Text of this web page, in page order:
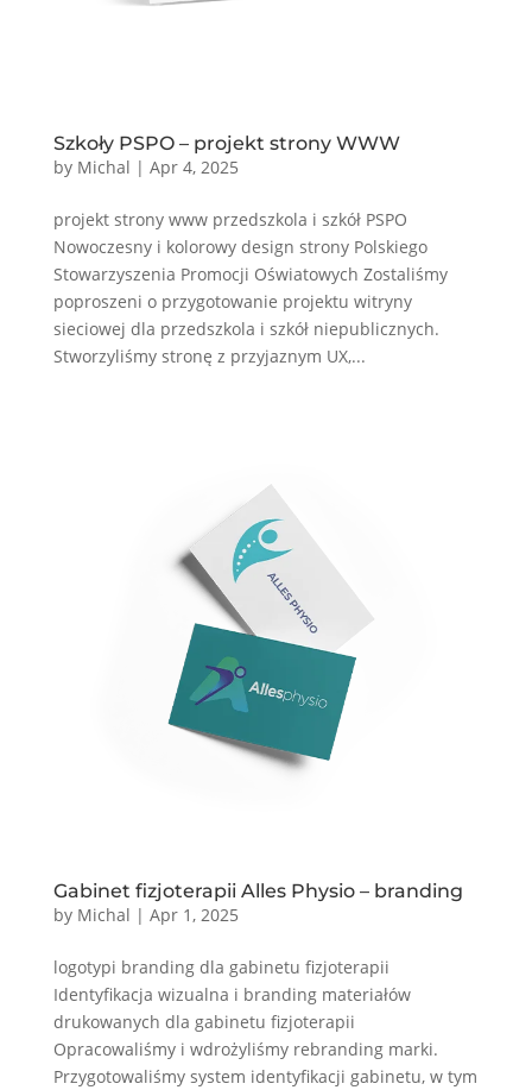
Szkoły PSPO – projekt strony WWW
by Michal | Apr 4, 2025
projekt strony www przedszkola i szkół PSPO
Nowoczesny i kolorowy design strony Polskiego
Stowarzyszenia Promocji Oświatowych Zostaliśmy
poproszeni o przygotowanie projektu witryny
sieciowej dla przedszkola i szkół niepublicznych.
Stworzyliśmy stronę z przyjaznym UX,...
Gabinet fizjoterapii Alles Physio – branding
by Michal | Apr 1, 2025
logotypi branding dla gabinetu fizjoterapii
Identyfikacja wizualna i branding materiałów
drukowanych dla gabinetu fizjoterapii
Opracowaliśmy i wdrożyliśmy rebranding marki.
Przygotowaliśmy system identyfikacji gabinetu, w tym